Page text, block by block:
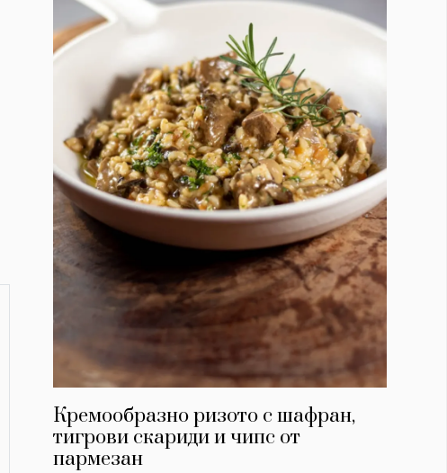
Кремообразно ризото с шафран,
тигрови скариди и чипс от
пармезан